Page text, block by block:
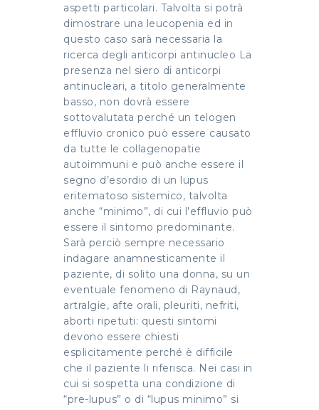
aspetti particolari. Talvolta si potrà
dimostrare una leucopenia ed in
questo caso sarà necessaria la
ricerca degli anticorpi antinucleo La
presenza nel siero di anticorpi
antinucleari, a titolo generalmente
basso, non dovrà essere
sottovalutata perché un telogen
effluvio cronico può essere causato
da tutte le collagenopatie
autoimmuni e può anche essere il
segno d’esordio di un lupus
eritematoso sistemico, talvolta
anche “minimo”, di cui l’effluvio può
essere il sintomo predominante.
Sarà perciò sempre necessario
indagare anamnesticamente il
paziente, di solito una donna, su un
eventuale fenomeno di Raynaud,
artralgie, afte orali, pleuriti, nefriti,
aborti ripetuti: questi sintomi
devono essere chiesti
esplicitamente perché è difficile
che il paziente li riferisca. Nei casi in
cui si sospetta una condizione di
“pre-lupus” o di “lupus minimo” si